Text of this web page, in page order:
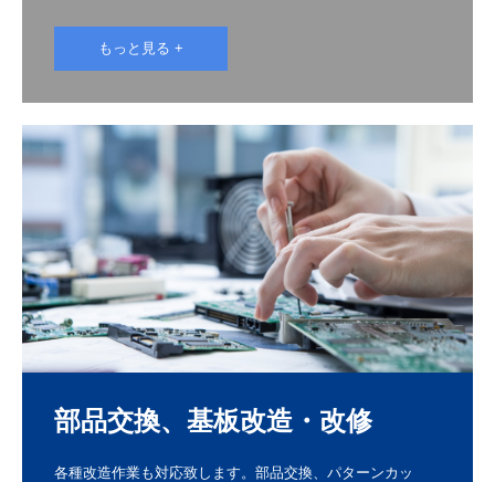
もっと見る +
部品交換、基板改造・改修
各種改造作業も対応致します。部品交換、パターンカッ